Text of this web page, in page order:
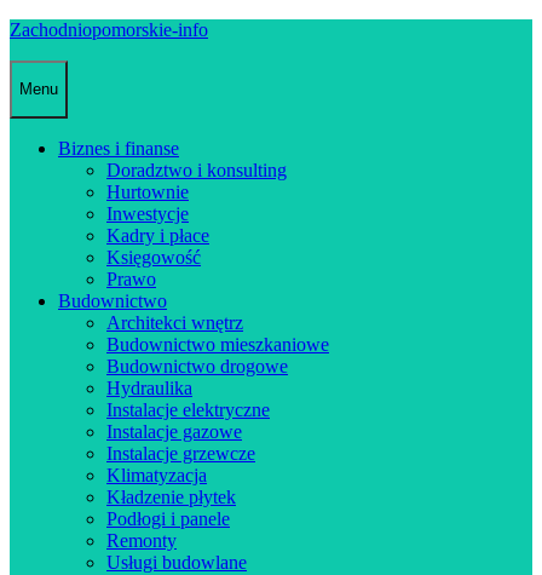
Skip
Zachodniopomorskie-info
Menu
Biznes i finanse
Doradztwo i konsulting
Hurtownie
Inwestycje
Kadry i płace
Księgowość
Prawo
Budownictwo
Architekci wnętrz
Budownictwo mieszkaniowe
Budownictwo drogowe
Hydraulika
Instalacje elektryczne
Instalacje gazowe
Instalacje grzewcze
Klimatyzacja
Kładzenie płytek
Podłogi i panele
Remonty
Usługi budowlane